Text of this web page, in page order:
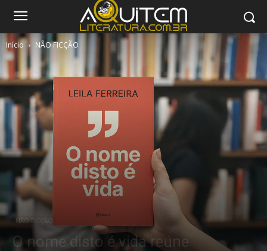
Início NÃO FICÇÃO
NÃO FICÇÃO
O nome disto é vida reúne